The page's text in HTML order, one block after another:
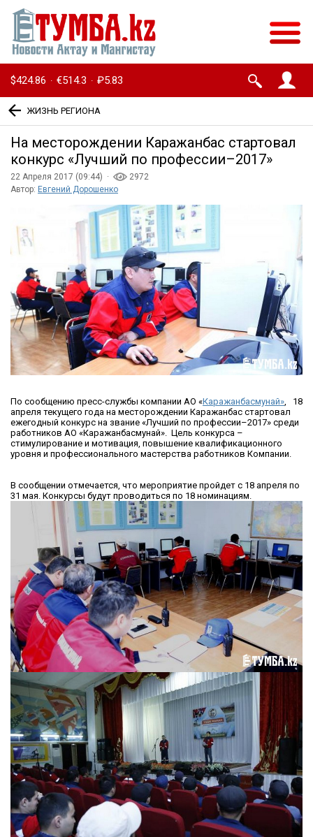
$424.86 · €514.3 · ₽5.83
ЖИЗНЬ РЕГИОНА
На месторождении Каражанбас стартовал
конкурс «Лучший по профессии–2017»
22 Апреля 2017 (09:44) ·
2972
Автор: Евгений Дорошенко
По сообщению пресс-службы компании АО «Каражанбасмунай» , 18
апреля текущего года на месторождении Каражанбас стартовал
ежегодный конкурс на звание «Лучший по профессии–2017» среди
работников АО «Каражанбасмунай». Цель конкурса –
стимулирование и мотивация, повышение квалификационного
уровня и профессионального мастерства работников Компании.
В сообщении отмечается, что мероприятие пройдет с 18 апреля по
31 мая. Конкурсы будут проводиться по 18 номинациям.